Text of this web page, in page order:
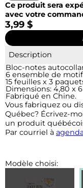
Ce produit sera
avec votre
3,99 $
Description
Bloc-notes
6 ensemble de
15 feuilles x 3
Dimensions: 4,80 x
Fabriqué en Chine.
Vous fabriquez ou
Québec? Écrivez-
un produit
Par courriel à
Modèle choisi: